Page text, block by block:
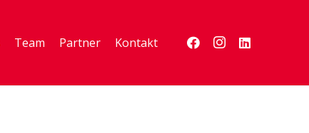
Team Partner Kontakt